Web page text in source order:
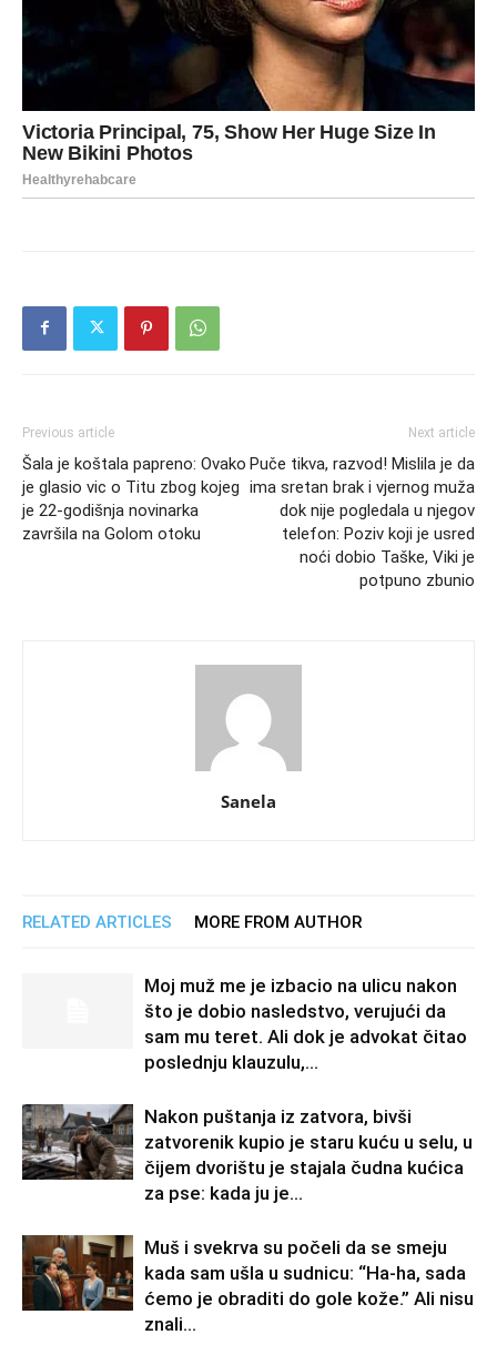
Previous article
Šala je koštala papreno: Ovako
je glasio vic o Titu zbog kojeg
je 22-godišnja novinarka
završila na Golom otoku
Next article
Puče tikva, razvod! Mislila je da
ima sretan brak i vjernog muža
dok nije pogledala u njegov
telefon: Poziv koji je usred
noći dobio Taške, Viki je
potpuno zbunio
Sanela
RELATED ARTICLES MORE FROM AUTHOR
Moj muž me je izbacio na ulicu nakon
što je dobio nasledstvo, verujući da
sam mu teret. Ali dok je advokat čitao
poslednju klauzulu,...
Nakon puštanja iz zatvora, bivši
zatvorenik kupio je staru kuću u selu, u
čijem dvorištu je stajala čudna kućica
za pse: kada ju je...
Muš i svekrva su počeli da se smeju
kada sam ušla u sudnicu: “Ha-ha, sada
ćemo je obraditi do gole kože.” Ali nisu
znali...